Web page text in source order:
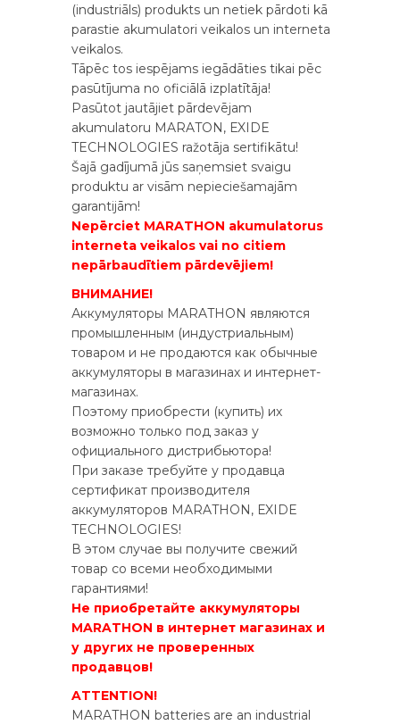
(industriāls) produkts un netiek pārdoti kā
parastie akumulatori veikalos un interneta
veikalos.
Tāpēc tos iespējams iegādāties tikai pēc
pasūtījuma no oficiālā izplatītāja!
Pasūtot jautājiet pārdevējam
akumulatoru MARATON, ЕXIDE
TECHNOLOGIES ražotāja sertifikātu!
Šajā gadījumā jūs saņemsiet svaigu
produktu ar visām nepieciešamajām
garantijām!
Nepērciet MARATHON akumulatorus
interneta veikalos vai no citiem
nepārbaudītiem pārdevējiem!
ВНИМАНИЕ!
Аккумуляторы MARATHON являются
промышленным (индустриальным)
товаром и не продаются как обычные
аккумуляторы в магазинах и интернет-
магазинах.
Поэтому приобрести (купить) их
возможно только под заказ у
официального дистрибьютора!
При заказе требуйте у продавца
сертификат производителя
аккумуляторов MARATHON, ЕXIDE
TECHNOLOGIES!
В этом случае вы получите свежий
товар со всеми необходимыми
гарантиями!
Не приобретайте аккумуляторы
MARATHON в интернет магазинах и
у других не проверенных
продавцов!
ATTENTION!
MARATHON batteries are an industrial